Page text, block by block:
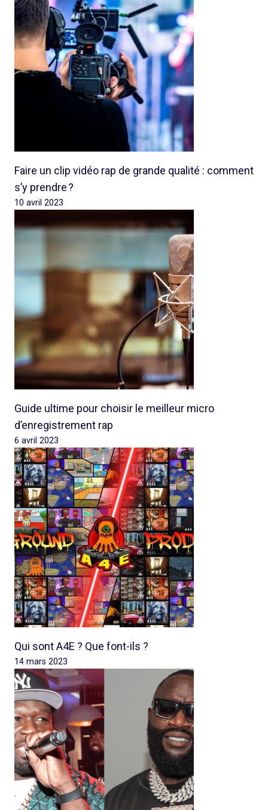
Faire un clip vidéo rap de grande qualité : comment
s’y prendre ?
10 avril 2023
Guide ultime pour choisir le meilleur micro
d’enregistrement rap
6 avril 2023
Qui sont A4E ? Que font-ils ?
14 mars 2023